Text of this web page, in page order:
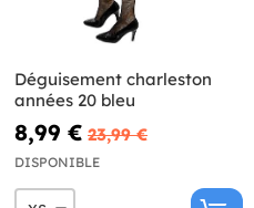
Déguisement charleston
années 20 bleu
8,99 € 23,99 €
DISPONIBLE